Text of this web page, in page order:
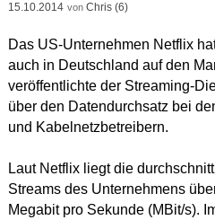
15.10.2014 von Chris (6)
Das US-Unternehmen Netflix
auch in Deutschland auf den
veröffentlichte der Streaming-
über den Datendurchsatz bei
und Kabelnetzbetreibern.
Laut Netflix liegt die
Streams des Unternehmens
Megabit pro Sekunde (MBit/s).